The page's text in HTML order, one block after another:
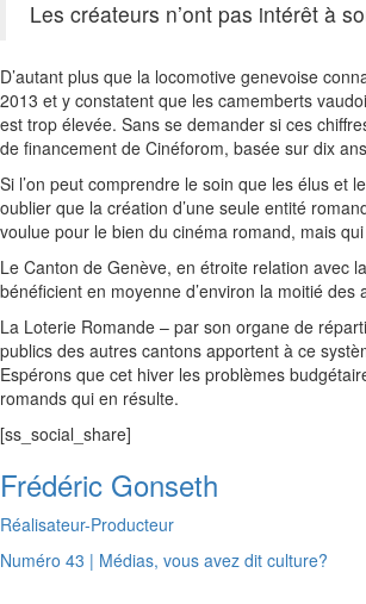
Les créateurs n’ont pas intérêt à
D’autant plus que la locomotive genevoise
2013 et y constatent que les camemberts
est trop élevée. Sans se demander si ces
de financement de Cinéforom, basée sur dix
Si l’on peut comprendre le soin que les élus et
oublier que la création d’une seule entité
voulue pour le bien du cinéma romand, mais
Le Canton de Genève, en étroite relation avec
bénéficient en moyenne d’environ la moitié
La Loterie Romande – par son organe de
publics des autres cantons apportent à ce
Espérons que cet hiver les problèmes
romands qui en résulte.
[ss_social_share]
Frédéric Gonseth
Réalisateur-Producteur
Numéro 43 | Médias, vous avez dit culture?